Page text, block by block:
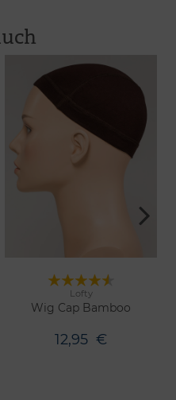
Lofty
Wig Cap Bamboo
12,95 €